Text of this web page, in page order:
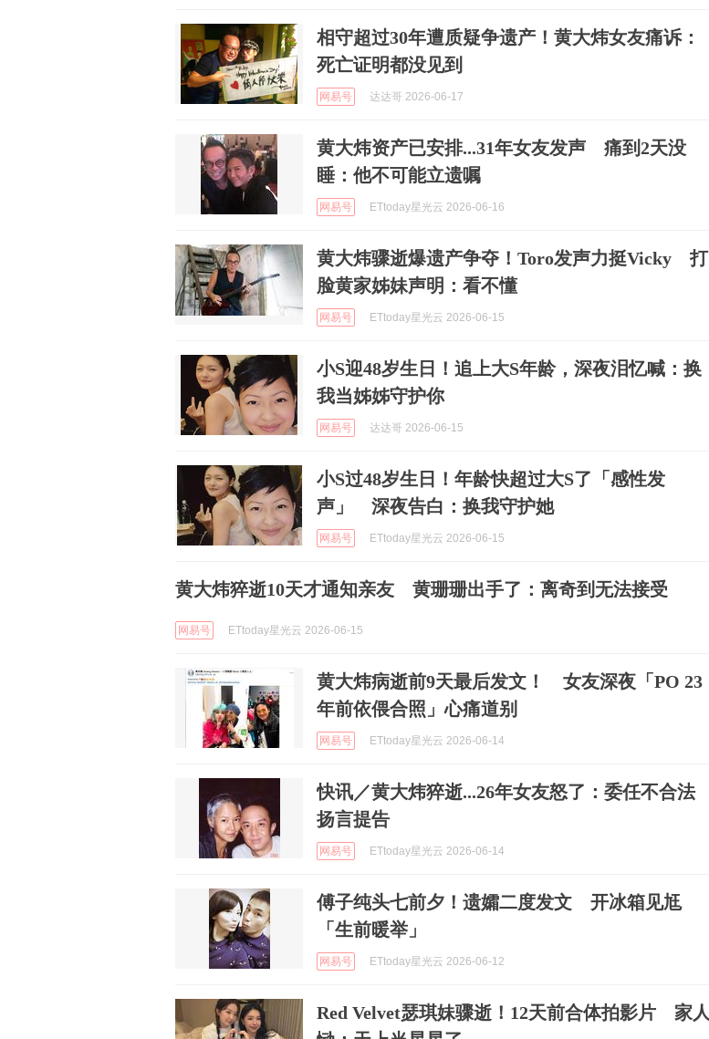
相守超过30年遭质疑争遗产！黄大炜女友痛诉：
死亡证明都没见到
网易号 达达哥 2026-06-17
黄大炜资产已安排...31年女友发声 痛到2天没
睡：他不可能立遗嘱
网易号 ETtoday星光云 2026-06-16
黄大炜骤逝爆遗产争夺！Toro发声力挺Vicky 打
脸黄家姊妹声明：看不懂
网易号 ETtoday星光云 2026-06-15
小S迎48岁生日！追上大S年龄，深夜泪忆喊：换
我当姊姊守护你
网易号 达达哥 2026-06-15
小S过48岁生日！年龄快超过大S了「感性发
声」 深夜告白：换我守护她
网易号 ETtoday星光云 2026-06-15
黄大炜猝逝10天才通知亲友 黄珊珊出手了：离奇到无法接受
网易号 ETtoday星光云 2026-06-15
黄大炜病逝前9天最后发文！ 女友深夜「PO 23
年前依偎合照」心痛道别
网易号 ETtoday星光云 2026-06-14
快讯／黄大炜猝逝...26年女友怒了：委任不合法
扬言提告
网易号 ETtoday星光云 2026-06-14
傅子纯头七前夕！遗孀二度发文 开冰箱见尪
「生前暖举」
网易号 ETtoday星光云 2026-06-12
Red Velvet瑟琪妹骤逝！12天前合体拍影片 家人